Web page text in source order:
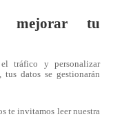
mejorar tu
tráfico y personalizar
, tus datos se gestionarán
te invitamos leer nuestra